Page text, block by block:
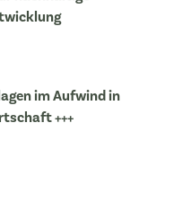
im Aufwind in
+++